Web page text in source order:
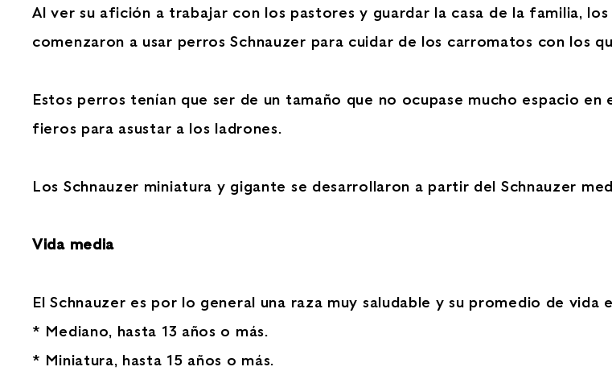
Al ver su afición a trabajar con los pastores y guardar la casa de la familia,
comenzaron a usar perros Schnauzer para cuidar de los carromatos con los
Estos perros tenían que ser de un tamaño que no ocupase mucho espacio
fieros para asustar a los ladrones.
Los Schnauzer miniatura y gigante se desarrollaron a partir del Schnauzer
Vida media
El Schnauzer es por lo general una raza muy saludable y su promedio de vida
* Mediano, hasta 13 años o más.
* Miniatura, hasta 15 años o más.